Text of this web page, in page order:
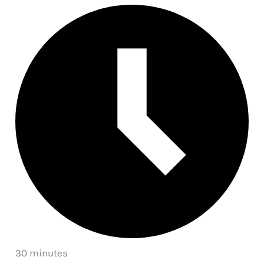
30 minutes